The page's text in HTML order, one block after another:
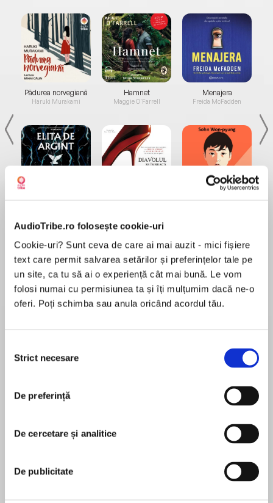
AudioTribe.ro folosește cookie-uri
Cookie-uri? Sunt ceva de care ai mai auzit - mici fișiere
text care permit salvarea setărilor și preferințelor tale pe
un site, ca tu să ai o experiență cât mai bună. Le vom
folosi numai cu permisiunea ta și îți mulțumim dacă ne-o
oferi. Poți schimba sau anula oricând acordul tău.
consimțământului
Strict necesare
De preferință
De cercetare și analitice
De publicitate
Pădurea norvegiană
Haruki Murakami
Hamnet
Maggie O'Farrell
Menajera
Freida McFadden
Desprecarte
Hill Towns is a classic novel of remarkable
New York Times bestseller list and in the hearts
of millions of her adoring fans. One of the
Southern fiction—the author of such
phenomenally popular works as Nora, Nora;
Outer Banks, Islands; and Sweetwater Creek—
Siddons carries the reader from the mountains
countryside as she brilliantly chronicles the
unraveling of a marriage. Pat Conroy (The Prince
În acest moment nu există recenzii
Anne Rivers Siddons
Anne Rivers Siddons is the New York